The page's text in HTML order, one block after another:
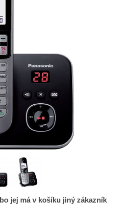
jej má v košíku jiný zákazník